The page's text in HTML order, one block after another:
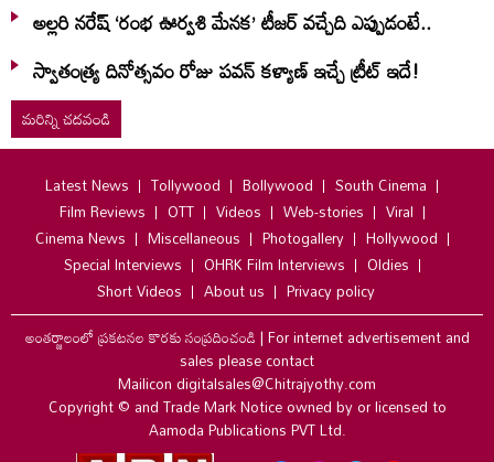
అల్లరి నరేష్ ‘రంభ ఊర్వశి మేనక’ టీజర్ వచ్చేది ఎప్పుడంటే..
స్వాతంత్య్ర దినోత్సవం రోజు పవన్ కళ్యాణ్ ఇచ్చే ట్రీట్ ఇదే!
మరిన్ని చదవండి
Latest News Tollywood Bollywood
South Cinema
Film Reviews
OTT Videos Web-stories
Viral
Cinema News
Miscellaneous Photogallery
Hollywood
Special Interviews
OHRK Film Interviews
Oldies
Short Videos
About us
Privacy policy
అంతర్జాలంలో ప్రకటనల కొరకు సంప్రదించండి|For internet advertisement and
sales please contact
Mailicon digitalsales@Chitrajyothy.com
Copyright © and Trade Mark Notice owned by or licensed to
Aamoda Publications PVT Ltd.